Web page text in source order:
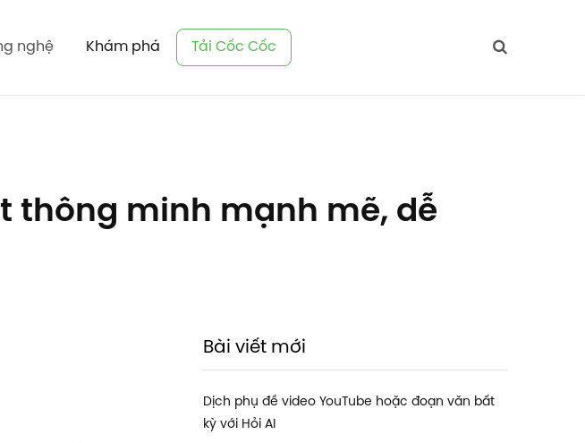
nghệ Khám phá Tải Cốc Cốc
thông minh mạnh mẽ, dễ
Bài viết mới
Dịch phụ đề video YouTube hoặc đoạn văn bất
kỳ với Hỏi AI